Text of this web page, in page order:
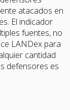
atacados en
El indicador
fuentes, no
LANDex para
cantidad
defensores es